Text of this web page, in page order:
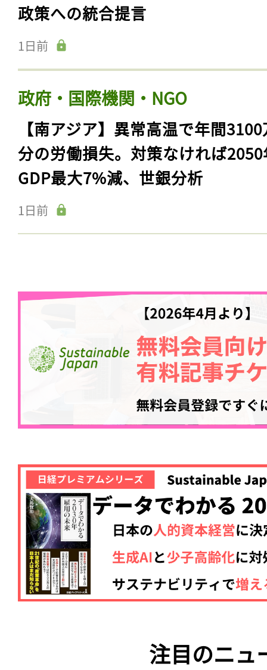
政策への統合提言
1日前
政府・国際機関・NGO
【南アジア】異常高温で年間
分の労働損失。対策なければ
GDP最大7%減、世銀分析
1日前
注目のニュ